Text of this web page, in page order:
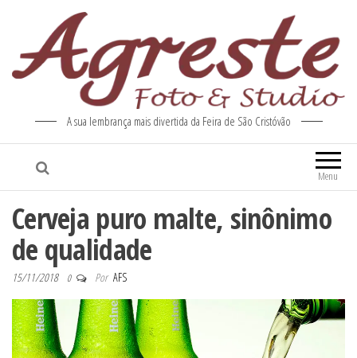
A sua lembrança mais divertida da Feira de São Cristóvão
Menu
Cerveja puro malte, sinônimo
de qualidade
15/11/2018 0 Por AFS